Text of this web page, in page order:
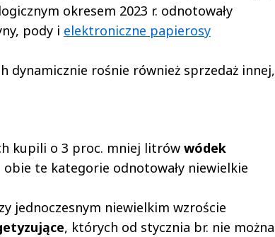
okresem 2023 r. odnotowały
pody i elektroniczne papierosy
dynamicznie rośnie również sprzedaż innej,
kupili o 3 proc. mniej litrów wódek
te kategorie odnotowały niewielkie
jednoczesnym niewielkim wzroście
, których od stycznia br. nie można